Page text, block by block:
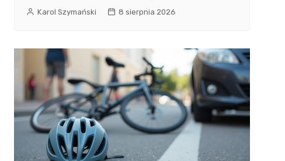
Karol Szymański 8 sierpnia 2026